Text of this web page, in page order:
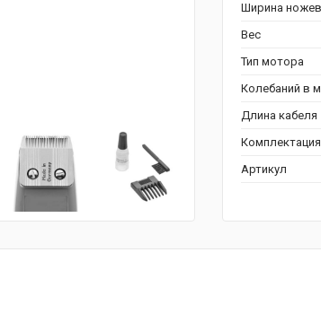
Ширина
Вес
Тип мотора
Колебаний в
Длина кабеля
Комплектация
Артикул